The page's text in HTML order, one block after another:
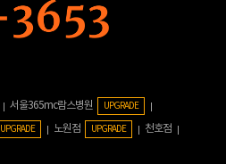
서울365mc람스병원 UPGRADE
UPGRADE 노원점 UPGRADE
천호점